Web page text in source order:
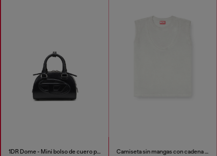
1DR Dome - Mini bolso de cuero pequeño tipo bowling Camiseta sin mangas con cadena en relieve